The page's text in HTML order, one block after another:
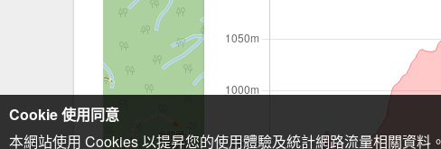
Cookie 使用同意
本網站使用 Cookies 以提昇您的使用體驗及統計網路流量相關資